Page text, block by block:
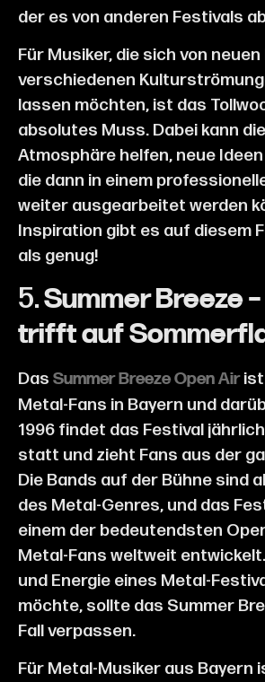
der es von anderen Festivals
Für Musiker, die sich von
verschiedenen
lassen möchten, ist das
absolutes Muss. Dabei kann
Atmosphäre helfen, neue
die dann in einem
weiter ausgearbeitet werden
Inspiration gibt es auf diesem
als genug!
5.Summer Breeze
trifft auf
Das Summer Breeze Open Airist
Metal-Fans in Bayern und
1996 findet das Festival
statt und zieht Fans aus der
Die Bands auf der Bühne sind
des Metal-Genres, und das
einem der bedeutendsten
Metal-Fans weltweit
und Energie eines Metal-
möchte, sollte das Summer
Fall verpassen.
Für Metal-Musiker aus Bayern